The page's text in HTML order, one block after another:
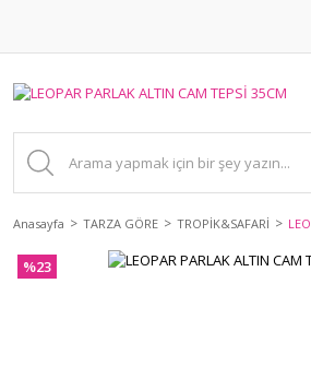
Anasayfa TARZA GÖRE TROPİK&SAFARİ
%23